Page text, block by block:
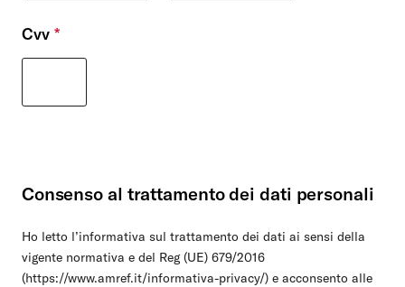
Cvv *
Consenso al trattamento dei dati personali
Ho letto l’informativa sul trattamento dei dati ai sensi della
vigente normativa e del Reg (UE) 679/2016
(https://www.amref.it/informativa-privacy/) e acconsento alle